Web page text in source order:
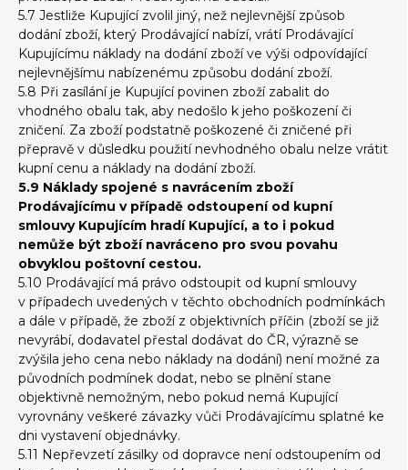
5.7 Jestliže Kupující zvolil jiný, než nejlevnější způsob
dodání zboží, který Prodávající nabízí, vrátí Prodávající
Kupujícímu náklady na dodání zboží ve výši odpovídající
nejlevnějšímu nabízenému způsobu dodání zboží.
5.8 Při zasílání je Kupující povinen zboží zabalit do
vhodného obalu tak, aby nedošlo k jeho poškození či
zničení. Za zboží podstatně poškozené či zničené při
přepravě v důsledku použití nevhodného obalu nelze vrátit
kupní cenu a náklady na dodání zboží.
5.9 Náklady spojené s navrácením zboží
Prodávajícímu v případě odstoupení od kupní
smlouvy Kupujícím hradí Kupující, a to i pokud
nemůže být zboží navráceno pro svou povahu
obvyklou poštovní cestou.
5.10 Prodávající má právo odstoupit od kupní smlouvy
v případech uvedených v těchto obchodních podmínkách
a dále v případě, že zboží z objektivních příčin (zboží se již
nevyrábí, dodavatel přestal dodávat do ČR, výrazně se
zvýšila jeho cena nebo náklady na dodání) není možné za
původních podmínek dodat, nebo se plnění stane
objektivně nemožným, nebo pokud nemá Kupující
vyrovnány veškeré závazky vůči Prodávajícímu splatné ke
dni vystavení objednávky.
5.11 Nepřevzetí zásilky od dopravce není odstoupením od